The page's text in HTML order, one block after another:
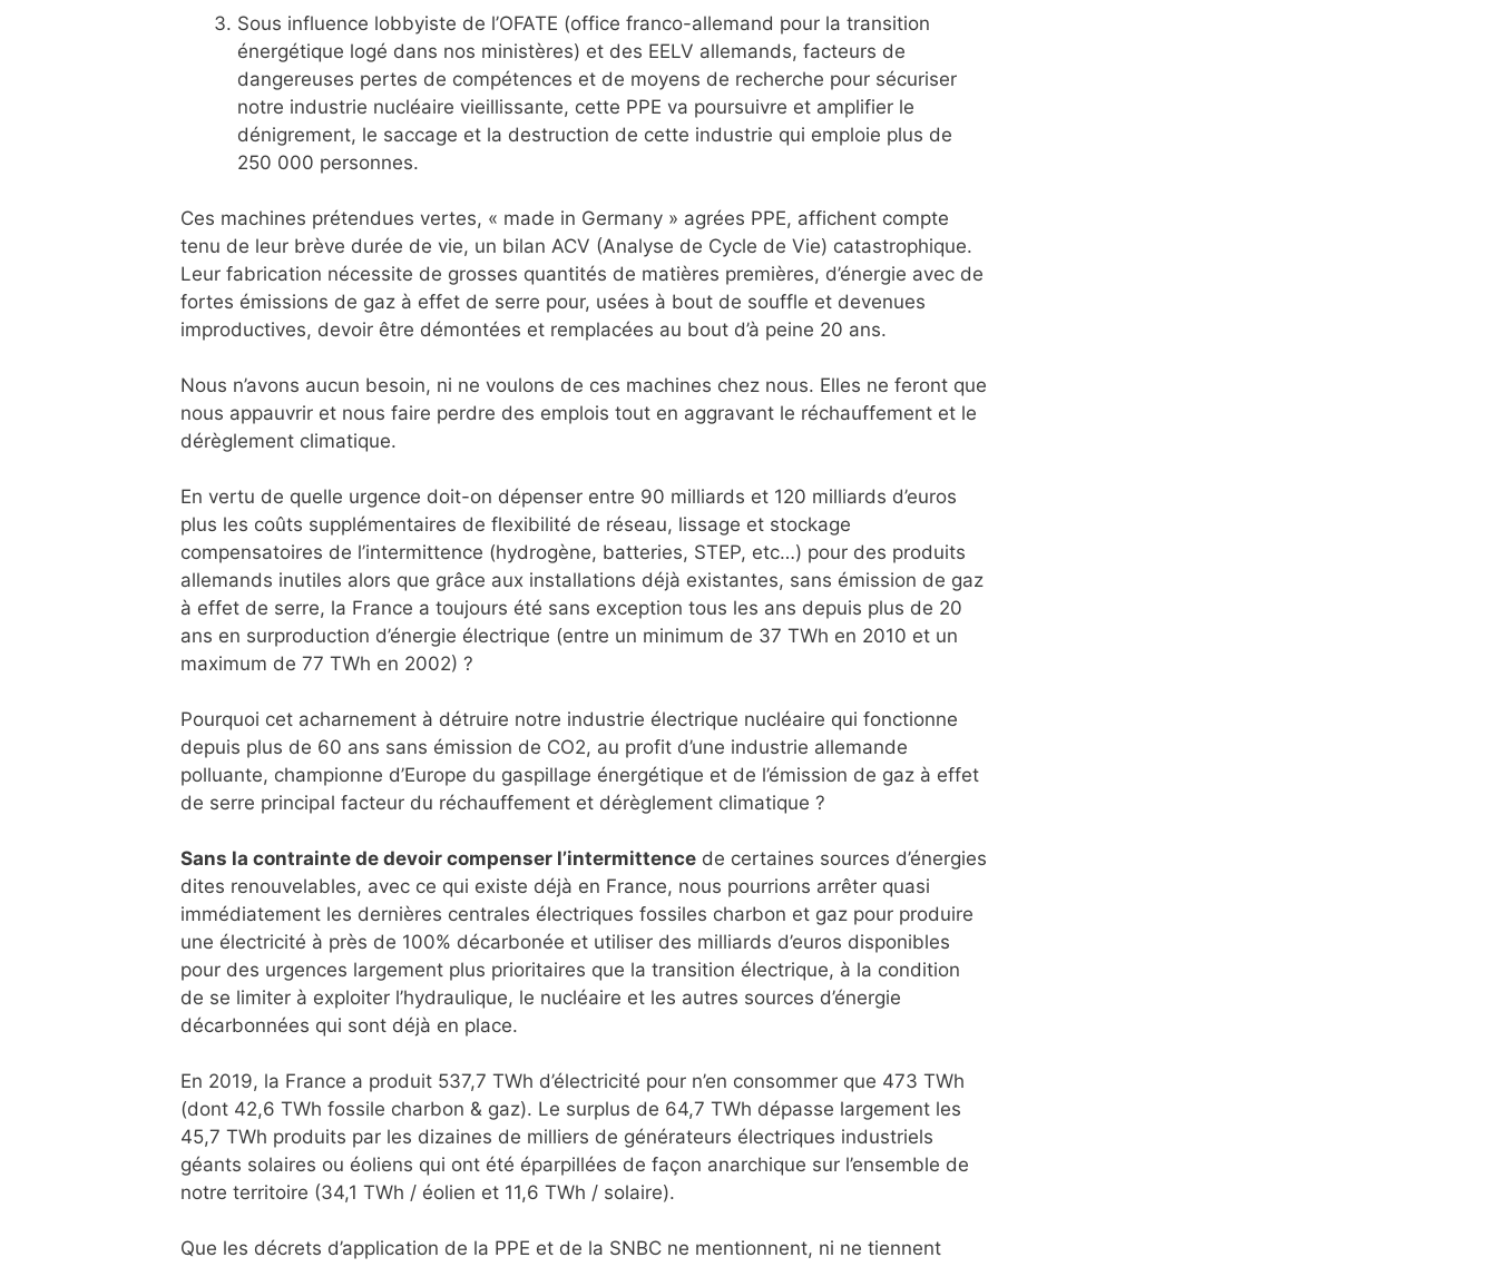
Sous influence lobbyiste de l’OFATE (office franco-allemand pour la transition
énergétique logé dans nos ministères) et des EELV allemands, facteurs de
dangereuses pertes de compétences et de moyens de recherche pour sécuriser
notre industrie nucléaire vieillissante, cette PPE va poursuivre et amplifier le
dénigrement, le saccage et la destruction de cette industrie qui emploie plus de
250 000 personnes.
Ces machines prétendues vertes, « made in Germany » agrées PPE, affichent compte
tenu de leur brève durée de vie, un bilan ACV (Analyse de Cycle de Vie) catastrophique.
Leur fabrication nécessite de grosses quantités de matières premières, d’énergie avec de
fortes émissions de gaz à effet de serre pour, usées à bout de souffle et devenues
improductives, devoir être démontées et remplacées au bout d’à peine 20 ans.
Nous n’avons aucun besoin, ni ne voulons de ces machines chez nous. Elles ne feront que
nous appauvrir et nous faire perdre des emplois tout en aggravant le réchauffement et le
dérèglement climatique.
En vertu de quelle urgence doit-on dépenser entre 90 milliards et 120 milliards d’euros
plus les coûts supplémentaires de flexibilité de réseau, lissage et stockage
compensatoires de l’intermittence (hydrogène, batteries, STEP, etc…) pour des produits
allemands inutiles alors que grâce aux installations déjà existantes, sans émission de gaz
à effet de serre, la France a toujours été sans exception tous les ans depuis plus de 20
ans en surproduction d’énergie électrique (entre un minimum de 37 TWh en 2010 et un
maximum de 77 TWh en 2002) ?
Pourquoi cet acharnement à détruire notre industrie électrique nucléaire qui fonctionne
depuis plus de 60 ans sans émission de CO2, au profit d’une industrie allemande
polluante, championne d’Europe du gaspillage énergétique et de l’émission de gaz à effet
de serre principal facteur du réchauffement et dérèglement climatique ?
Sans la contrainte de devoir compenser l’intermittence de certaines sources d’énergies
dites renouvelables, avec ce qui existe déjà en France, nous pourrions arrêter quasi
immédiatement les dernières centrales électriques fossiles charbon et gaz pour produire
une électricité à près de 100% décarbonée et utiliser des milliards d’euros disponibles
pour des urgences largement plus prioritaires que la transition électrique, à la condition
de se limiter à exploiter l’hydraulique, le nucléaire et les autres sources d’énergie
décarbonnées qui sont déjà en place.
En 2019, la France a produit 537,7 TWh d’électricité pour n’en consommer que 473 TWh
(dont 42,6 TWh fossile charbon & gaz). Le surplus de 64,7 TWh dépasse largement les
45,7 TWh produits par les dizaines de milliers de générateurs électriques industriels
géants solaires ou éoliens qui ont été éparpillées de façon anarchique sur l’ensemble de
notre territoire (34,1 TWh / éolien et 11,6 TWh / solaire).
Que les décrets d’application de la PPE et de la SNBC ne mentionnent, ni ne tiennent